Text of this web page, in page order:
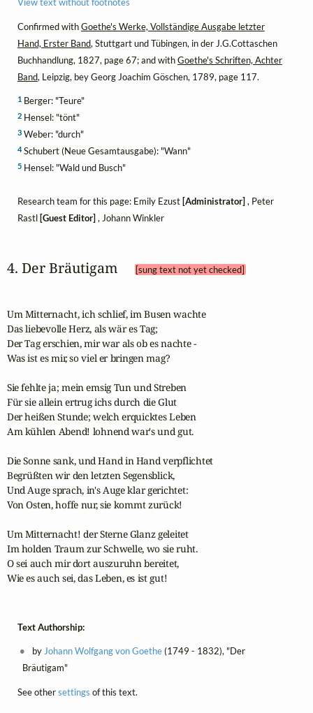
View text without footnotes
Confirmed withGoethe's Werke, Vollständige Ausgabe letzter
Hand, Erster Band, Stuttgart und Tübingen, in der J.G.Cottaschen
Buchhandlung, 1827, page 67; and withGoethe's Schriften, Achter
Band, Leipzig, bey Georg Joachim Göschen, 1789, page 117.
1Berger: "Teure"
2Hensel: "tönt"
3Weber: "durch"
4Schubert (Neue Gesamtausgabe): "Wann"
5Hensel: "Wald und Busch"
Research team for this page: Emily Ezust [Administrator] , Peter
Rastl [Guest Editor] , Johann Winkler
4. Der Bräutigam [sung text not yet checked]
Um Mitternacht, ich schlief, im Busen wachte
Das liebevolle Herz, als wär es Tag;
Der Tag erschien, mir war als ob es nachte -
Was ist es mir, so viel er bringen mag?
Sie fehlte ja; mein emsig Tun und Streben
Für sie allein ertrug ichs durch die Glut
Der heißen Stunde; welch erquicktes Leben
Am kühlen Abend! lohnend war's und gut.
Die Sonne sank, und Hand in Hand verpflichtet
Begrüßten wir den letzten Segensblick,
Und Auge sprach, in's Auge klar gerichtet:
Von Osten, hoffe nur, sie kommt zurück!
Um Mitternacht! der Sterne Glanz geleitet
Im holden Traum zur Schwelle, wo sie ruht.
O sei auch mir dort auszuruhn bereitet,
Wie es auch sei, das Leben, es ist gut!
Text Authorship:
byJohann Wolfgang von Goethe(1749 - 1832), "Der
Bräutigam"
See othersettings of this text.